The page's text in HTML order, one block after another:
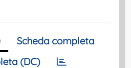
Scheda completa
(DC)